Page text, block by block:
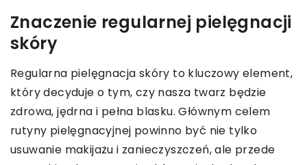
Znaczenie regularnej pielęgnacji
skóry
Regularna pielęgnacja skóry to kluczowy element,
który decyduje o tym, czy nasza twarz będzie
zdrowa, jędrna i pełna blasku. Głównym celem
rutyny pielęgnacyjnej powinno być nie tylko
usuwanie makijażu i zanieczyszczeń, ale przede